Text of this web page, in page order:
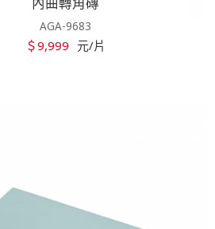
AGA-9683
＄9,999 元/片